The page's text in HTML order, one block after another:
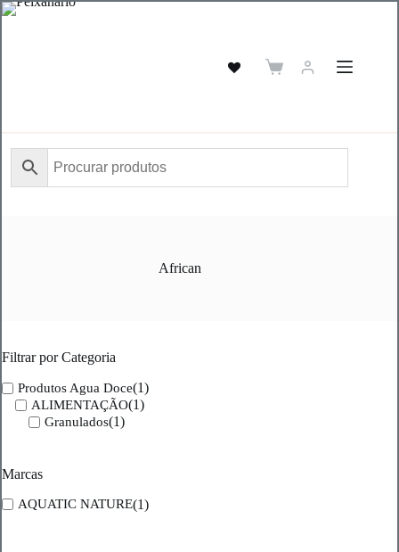
Pular
Carrinho
African
Filtrar por Categoria
Produtos Agua Doce(1)
ALIMENTAÇÃO(1)
Granulados(1)
Marcas
AQUATIC NATURE(1)